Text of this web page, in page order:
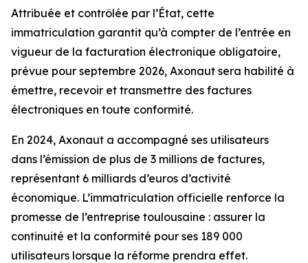
Attribuée et contrôlée par l’État, cette
immatriculation garantit qu’à compter de l’entrée en
vigueur de la facturation électronique obligatoire,
prévue pour septembre 2026, Axonaut sera habilité à
émettre, recevoir et transmettre des factures
électroniques en toute conformité.
En 2024, Axonaut a accompagné ses utilisateurs
dans l’émission de plus de 3 millions de factures,
représentant 6 milliards d’euros d’activité
économique. L’immatriculation officielle renforce la
promesse de l’entreprise toulousaine : assurer la
continuité et la conformité pour ses 189 000
utilisateurs lorsque la réforme prendra effet.